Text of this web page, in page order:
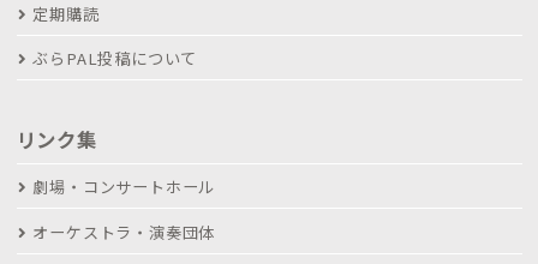
定期購読
ぶらPAL投稿について
リンク集
劇場・コンサートホール
オーケストラ・演奏団体